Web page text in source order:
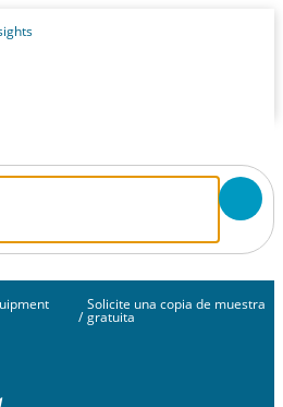
/
Solicite una copia de muestra
gratuita